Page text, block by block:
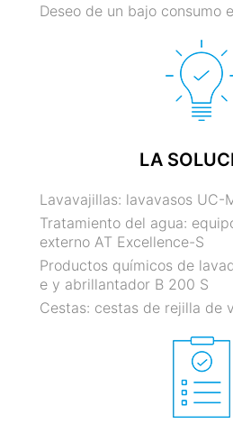
Deseo de un bajo consumo
LA
Lavavajillas: lavavasos UC-
Tratamiento del agua:
externo AT Excellence-S
Productos químicos de
e y abrillantador B 200 S
Cestas: cestas de rejilla de